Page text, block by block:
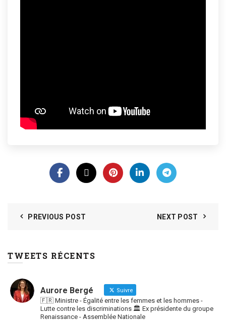
PREVIOUS POST NEXT POST
TWEETS RÉCENTS
Aurore Bergé Suivre
🇫🇷 Ministre - Égalité entre les femmes et les hommes -
Lutte contre les discriminations 🏛 Ex présidente du groupe
Renaissance - Assemblée Nationale